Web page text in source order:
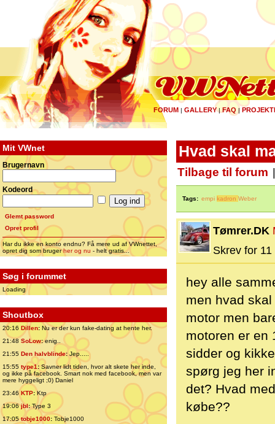
FORUM | GALLERY|FAQ |
Mit VWnet
Brugernavn
Kodeord
Glemt password
Opret profil
Har du ikke en konto endnu? Få mere ud af VWnettet,
opret dig som brugerher og nu - helt gratis...
Søg i forummet
Loading
Shoutbox
20:16 Dillen: Nu er der kun fake-dating at hente her.
21:48 SoLow:enig..
21:55 Den halvblinde:Jep.....
15:55 type1:Savner lidt tiden, hvor alt skete her inde,
og ikke på facebook. Smart nok med facebook, men var
mere hyggeligt ;0) Daniel
23:46 KTP:Ktp
19:06jbl:Type 3
17:05tobje1000: Tobje1000
Hvad skal
Tilbage til forum
Tags: empi kadron Weber
Tømrer.DK
Skrev for
hey alle
men hvad
motor men
motoren er en
sidder og
spørg jeg her
det? Hvad
købe??